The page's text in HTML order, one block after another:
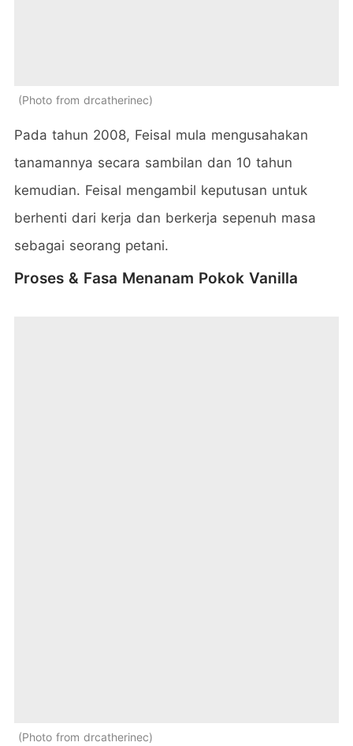
Photo from drcatherinec
Pada tahun 2008, Feisal mula mengusahakan
tanamannya secara sambilan dan 10 tahun
kemudian. Feisal mengambil keputusan untuk
berhenti dari kerja dan berkerja sepenuh masa
sebagai seorang petani.
Proses & Fasa Menanam Pokok Vanilla
Photo from drcatherinec